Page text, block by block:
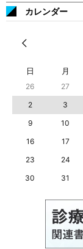
カレンダー
日 月
26 27
2
3
9
10
16
17
23
24
30
31